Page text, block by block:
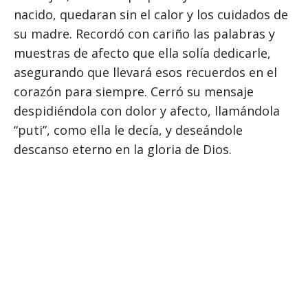
nacido, quedaran sin el calor y los cuidados de
su madre. Recordó con cariño las palabras y
muestras de afecto que ella solía dedicarle,
asegurando que llevará esos recuerdos en el
corazón para siempre. Cerró su mensaje
despidiéndola con dolor y afecto, llamándola
“puti”, como ella le decía, y deseándole
descanso eterno en la gloria de Dios.